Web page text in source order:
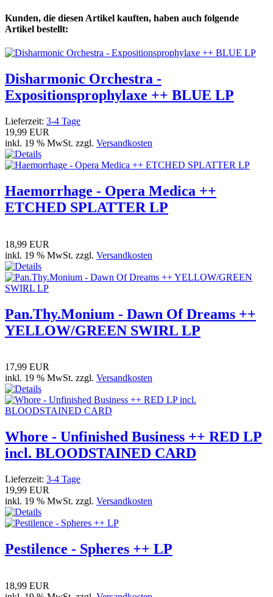
Kunden, die diesen Artikel kauften, haben auch folgende
Artikel bestellt:
Disharmonic Orchestra -
Expositionsprophylaxe ++ BLUE LP
Lieferzeit: 3-4 Tage
19,99 EUR
inkl. 19 % MwSt. zzgl. Versandkosten
Haemorrhage - Opera Medica ++
ETCHED SPLATTER LP
18,99 EUR
inkl. 19 % MwSt. zzgl. Versandkosten
Pan.Thy.Monium - Dawn Of Dreams ++
YELLOW/GREEN SWIRL LP
17,99 EUR
inkl. 19 % MwSt. zzgl. Versandkosten
Whore - Unfinished Business ++ RED LP
incl. BLOODSTAINED CARD
Lieferzeit: 3-4 Tage
19,99 EUR
inkl. 19 % MwSt. zzgl. Versandkosten
Pestilence - Spheres ++ LP
18,99 EUR